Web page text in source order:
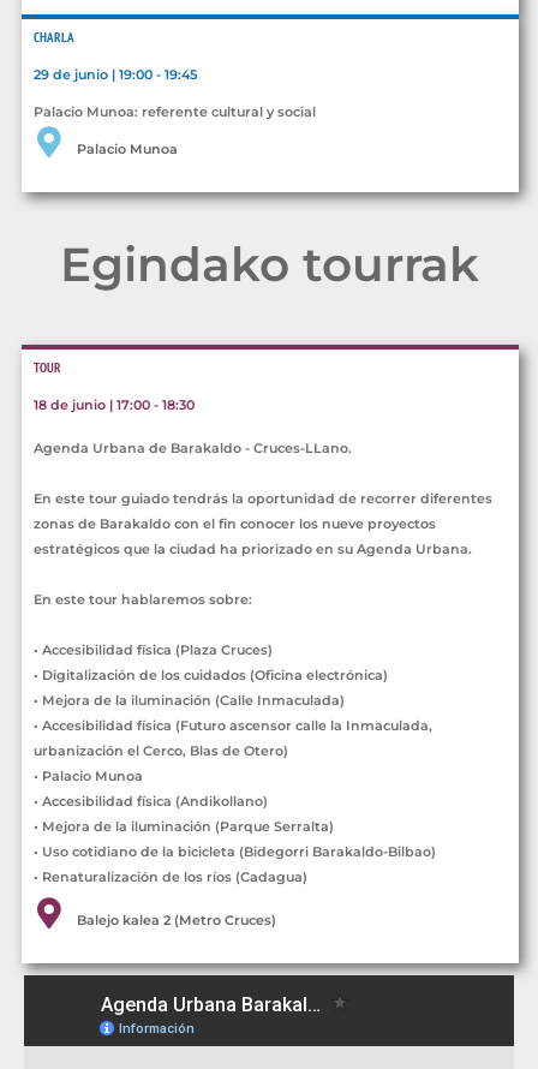
CHARLA
29 de junio | 19:00 - 19:45
Palacio Munoa: referente cultural y social
Palacio Munoa
Egindako tourrak
TOUR
18 de junio | 17:00 - 18:30
Agenda Urbana de Barakaldo - Cruces-LLano.
En este tour guiado tendrás la oportunidad de recorrer diferentes
zonas de Barakaldo con el fin conocer los nueve proyectos
estratégicos que la ciudad ha priorizado en su Agenda Urbana.
En este tour hablaremos sobre:
• Accesibilidad física (Plaza Cruces)
• Digitalización de los cuidados (Oficina electrónica)
• Mejora de la iluminación (Calle Inmaculada)
• Accesibilidad física (Futuro ascensor calle la Inmaculada,
urbanización el Cerco, Blas de Otero)
• Palacio Munoa
• Accesibilidad física (Andikollano)
• Mejora de la iluminación (Parque Serralta)
• Uso cotidiano de la bicicleta (Bidegorri Barakaldo-Bilbao)
• Renaturalización de los ríos (Cadagua)
Balejo kalea 2 (Metro Cruces)